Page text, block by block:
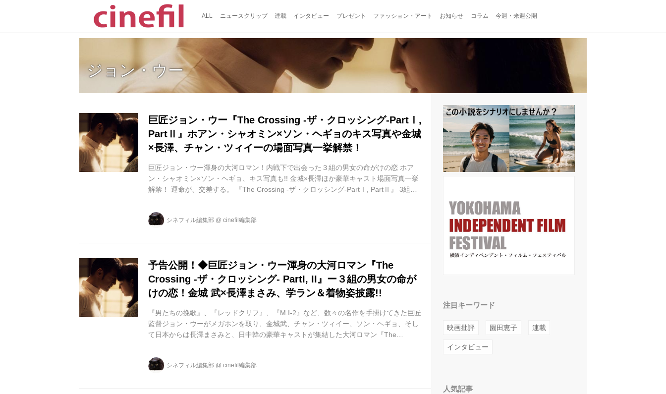
ALL ニュースクリップ 連載 インタビュー プレゼント ファッション・アート お知らせ コラム 今週・来週公開
ジョン・ウー
巨匠ジョン・ウー『The Crossing -ザ・クロッシング-PartⅠ,
PartⅡ』ホアン・シャオミン×ソン・ヘギョのキス写真や金城
×長澤、チャン・ツィイーの場面写真一挙解禁！
巨匠ジョン・ウー渾身の大河ロマン！内戦下で出会った３組の男女の命がけの恋 ホア
ン・シャオミン×ソン・ヘギョ、キス写真も!! 金城×長澤ほか豪華キャスト場面写真一挙
解禁！ 運命が、交差する。 『The Crossing -ザ・クロッシング-PartⅠ, PartⅡ』 3組の
（毛沢東）との対立が最も激化した、1945年国共内戦を舞台に描いた本作。当時、日本
の占領下にあった台湾と、中国本土は激しい内戦状態にあり、多くの人々が犠牲となっ
シネフィル編集部 @ cinefil編集部
予告公開！◆巨匠ジョン・ウー渾身の大河ロマン『The
Crossing -ザ・クロッシング- PartI, II』ー３組の男女の命が
けの恋！金城 武×長澤まさみ、学ラン＆着物姿披露!!
『男たちの挽歌』、『レッドクリフ』、『M:I-2』など、数々の名作を手掛けてきた巨匠
監督ジョン・ウーがメガホンを取り、金城武、チャン・ツィイー、ソン・ヘギョ、そし
て日本からは長澤まさみと、日中韓の豪華キャストが集結した大河ロマン『The
て全国順次公開となります!! 運命が、交差する。 3組の男女の出会いと別れ、移りゆく愛
の物語を、国民党(蒋介石 しょうかいせき)と共産党(毛沢東)との対立が最も激化した、
シネフィル編集部 @ cinefil編集部
注目キーワード
映画批評 園田恵子 連載
インタビュー
人気記事